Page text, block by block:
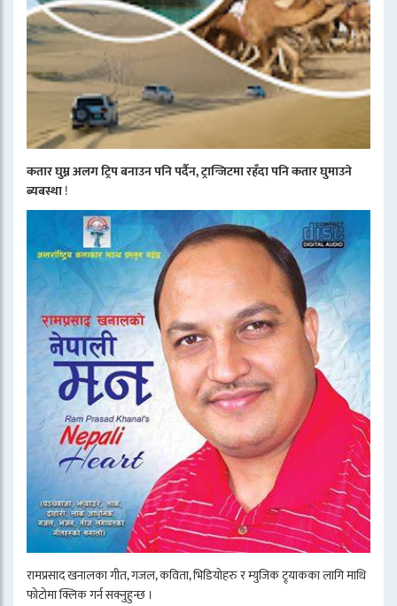
कतार घुम्न अलग ट्रिप बनाउन पनि पर्दैन, ट्रान्जिटमा रहँदा पनि कतार घुमाउने
ब्यबस्था!
रामप्रसाद खनालका गीत, गजल, कविता, भिडियोहरु र म्युजिक ट्र्याकका लागि माथि
फोटोमा क्लिक गर्न सक्नुहुन्छ ।